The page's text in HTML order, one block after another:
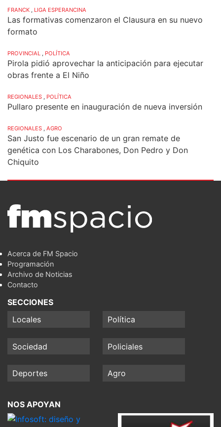
FRANCK LIGA ESPERANCINA
Las formativas comenzaron el Clausura en su nuevo
formato
PROVINCIAL POLÍTICA
Pirola pidió aprovechar la anticipación para ejecutar
obras frente a El Niño
REGIONALES POLÍTICA
Pullaro presente en inauguración de nueva inversión
REGIONALES AGRO
San Justo fue escenario de un gran remate de
genética con Los Charabones, Don Pedro y Don
Chiquito
Acerca de FM Spacio
Programación
Archivo de Noticias
Contacto
SECCIONES
Locales
Política
Sociedad Policiales
Deportes Agro
NOS APOYAN